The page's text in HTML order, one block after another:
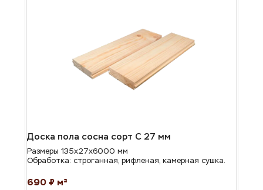
Доска пола сосна сорт С 27 мм
Размеры 135х27х6000 мм
Обработка: строганная, рифленая, камерная сушка.
690 ₽ м²